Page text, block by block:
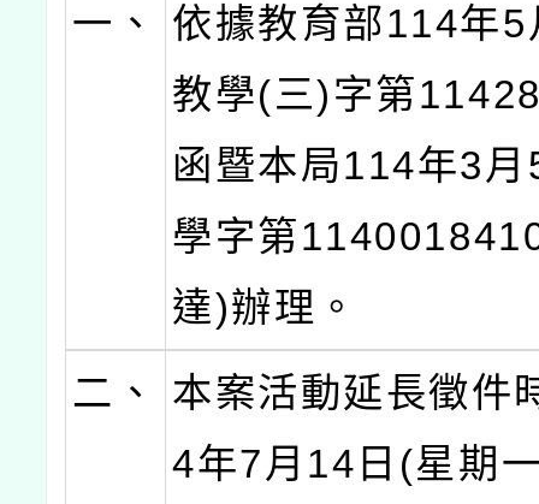
一、
依據教育部114年
教學(三)字第
函暨本局114年3
學字第
達)辦理。
二、
本案活動延長徵件
4年7月14日(星期